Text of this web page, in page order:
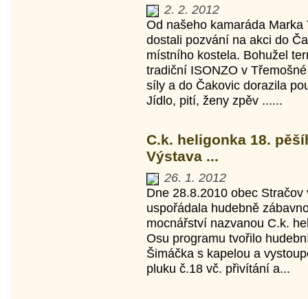
2. 2. 2012
Od našeho kamaráda
dostali pozvání na akci do
místního kostela. Bohužel
tradiční ISONZO v
síly a do Čakovic dorazila
Jídlo, pití, ženy zpěv ......
C.k. heligonka 18.
Výstava ...
26. 1. 2012
Dne 28.8.2010 obec
uspořádala hudebně
mocnářství nazvanou C.k.
Osu programu tvořilo
Šimáčka s kapelou a
pluku č.18 vč. přivítání a...